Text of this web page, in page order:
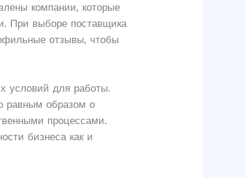
компании, которые
При выборе поставщика
отзывы, чтобы
условий для работы.
равным образом о
процессами.
бизнеса как и